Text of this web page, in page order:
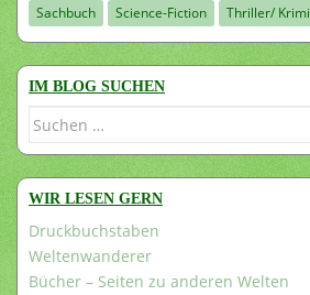
Sachbuch
Science-Fiction Thriller/ Krimi
IM BLOG SUCHEN
Suchen
WIR LESEN GERN
Druckbuchstaben
Weltenwanderer
Bücher – Seiten zu anderen Welten